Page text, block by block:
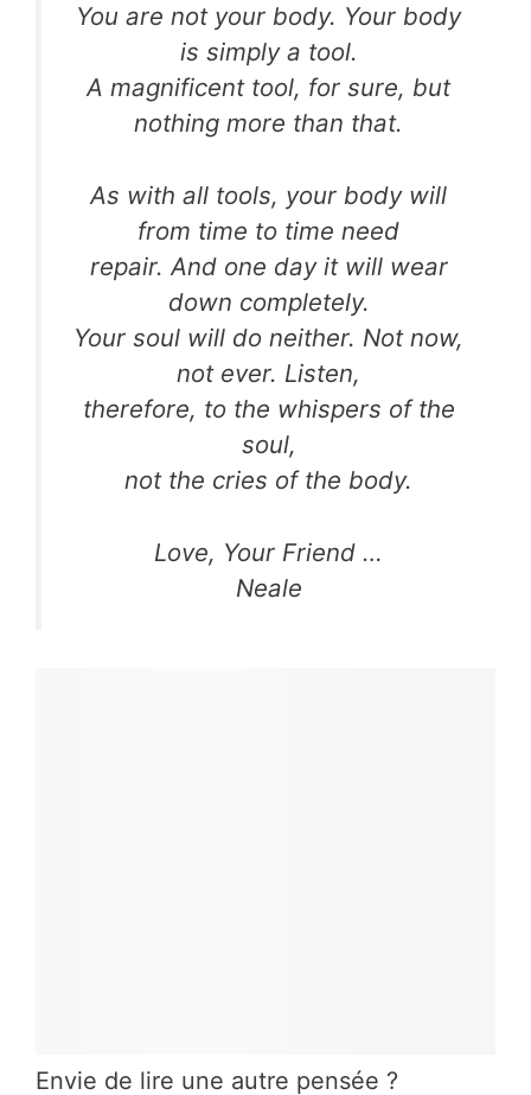
You are not your body. Your body
is simply a tool.
A magnificent tool, for sure, but
nothing more than that.
As with all tools, your body will
from time to time need
repair. And one day it will wear
down completely.
Your soul will do neither. Not now,
not ever. Listen,
therefore, to the whispers of the
soul,
not the cries of the body.
Love, Your Friend …
Neale
Envie de lire une autre pensée ?